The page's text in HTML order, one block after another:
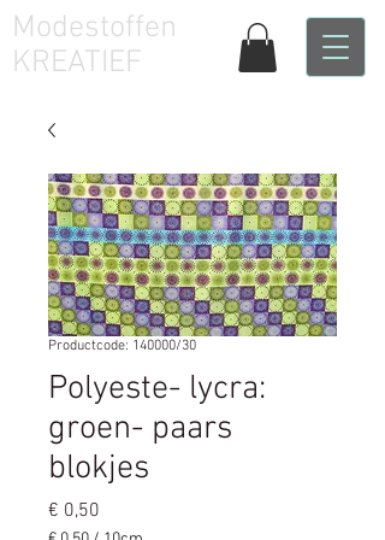
Modestoffen
KREATIEF
Productcode: 140000/30
Polyeste- lycra:
groen- paars
blokjes
€ 0,50